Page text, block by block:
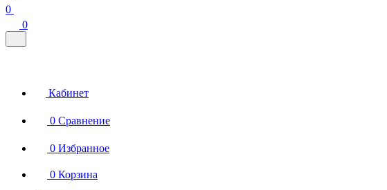
0
0
Кабинет
0 Сравнение
0 Избранное
0 Корзина